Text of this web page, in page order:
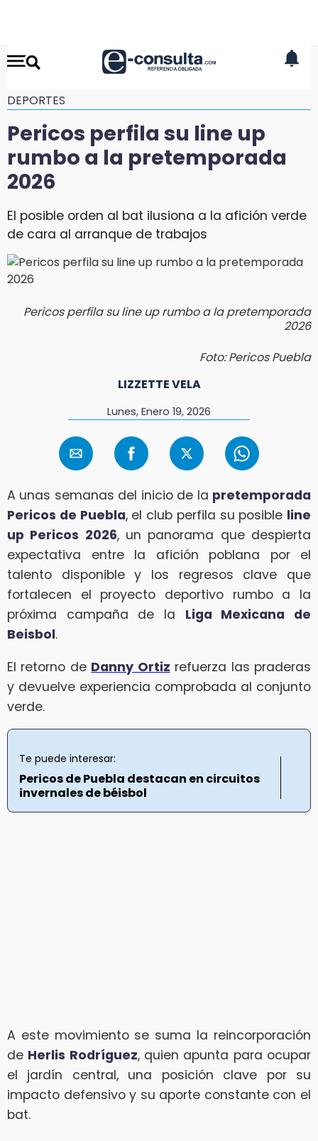
DEPORTES
Pericos perfila su line up
rumbo a la pretemporada
2026
El posible orden al bat ilusiona a la afición verde
de cara al arranque de trabajos
Pericos perfila su line up rumbo a la pretemporada
2026
Foto: Pericos Puebla
LIZZETTE VELA
Lunes, Enero 19, 2026
A unas semanas del inicio de la pretemporada
Pericos de Puebla, el club perfila su posible line
up Pericos 2026, un panorama que despierta
expectativa entre la afición poblana por el
talento disponible y los regresos clave que
fortalecen el proyecto deportivo rumbo a la
próxima campaña de la Liga Mexicana de
Beisbol.
El retorno de Danny Ortiz refuerza las praderas
y devuelve experiencia comprobada al conjunto
verde.
Te puede interesar:
Pericos de Puebla destacan en circuitos
invernales de béisbol
A este movimiento se suma la reincorporación
de Herlis Rodríguez, quien apunta para ocupar
el jardín central, una posición clave por su
impacto defensivo y su aporte constante con el
bat.